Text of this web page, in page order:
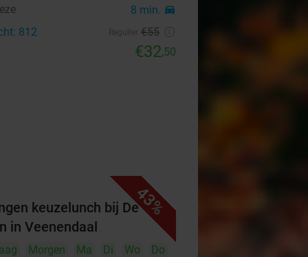
8 min. directions_car
812 €55
€32,50
43%
keuzelunch bij De
in Veenendaal
Morgen Ma Di Wo
Do